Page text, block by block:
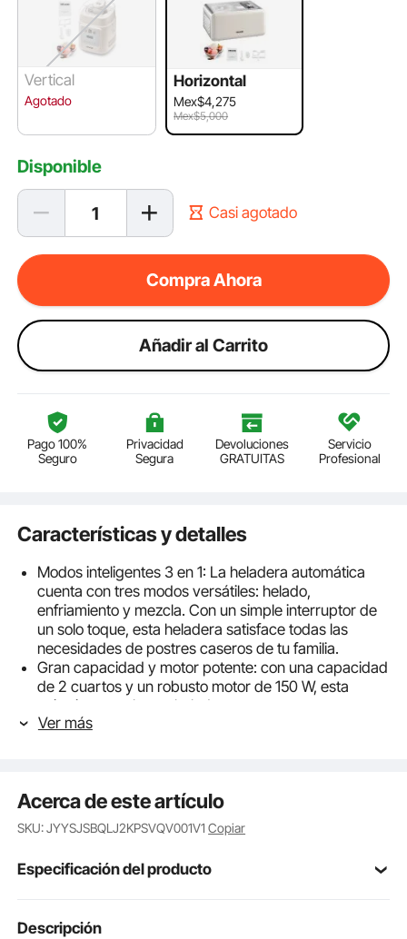
Vertical
Agotado
Horizontal
Mex$4,275
Mex$5,000
Disponible
Casi agotado
Compra Ahora
Añadir al Carrito
Pago 100%
Seguro
Privacidad
Segura
Devoluciones
GRATUITAS
Servicio
Profesional
Características y detalles
Modos inteligentes 3 en 1: La heladera automática
cuenta con tres modos versátiles: helado,
enfriamiento y mezcla. Con un simple interruptor de
un solo toque, esta heladera satisface todas las
necesidades de postres caseros de tu familia.
Gran capacidad y motor potente: con una capacidad
de 2 cuartos y un robusto motor de 150 W, esta
máquina para hacer helados con compresor
produce sin esfuerzo suficiente helado para 1 a 3
compresor integrado prepara helado en tan solo 50-
60 minutos. No es necesario precongelar el
recipiente; simplemente añade los ingredientes y
verás cómo se convierte rápidamente en un delicioso
helado casero.
cuenta con un apagado automático del motor para
Ver más
Acerca de este artículo
SKU: JYYSJSBQLJ2KPSVQV001V1Copiar
Especificación del producto
Número de
modelo del
Descripción